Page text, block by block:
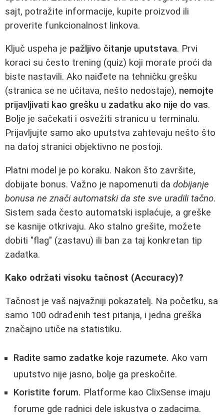
sajt, potražite informacije, kupite proizvod ili
proverite funkcionalnost linkova.
Ključ uspeha je pažljivo čitanje uputstava. Prvi
koraci su često trening (quiz) koji morate proći da
biste nastavili. Ako naiđete na tehničku grešku
(stranica se ne učitava, nešto nedostaje), nemojte
prijavljivati kao grešku u zadatku ako nije do vas.
Bolje je sačekati i osvežiti stranicu u terminalu.
Prijavljujte samo ako uputstva zahtevaju nešto što
na datoj stranici objektivno ne postoji.
Platni model je po koraku. Nakon što završite,
dobijate bonus. Važno je napomenuti da dobijanje
bonusa ne znači automatski da ste sve uradili tačno.
Sistem sada često automatski isplaćuje, a greške
se kasnije otkrivaju. Ako stalno grešite, možete
dobiti "flag" (zastavu) ili ban za taj konkretan tip
zadatka.
Kako održati visoku tačnost (Accuracy)?
Tačnost je vaš najvažniji pokazatelj. Na početku, sa
samo 100 odrađenih test pitanja, i jedna greška
značajno utiče na statistiku.
Radite samo zadatke koje razumete. Ako vam
uputstvo nije jasno, bolje ga preskočite.
Koristite forum. Platforme kao ClixSense imaju
forume gde radnici dele iskustva o zadacima.